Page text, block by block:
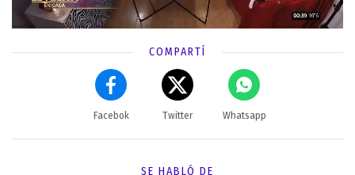
COMPARTÍ
Facebok Twitter Whatsapp
SE HABLÓ DE